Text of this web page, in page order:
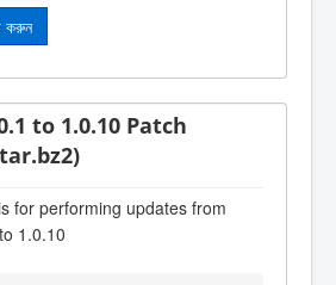
করুন
to 1.0.10 Patch
for performing updates from
1.0.10